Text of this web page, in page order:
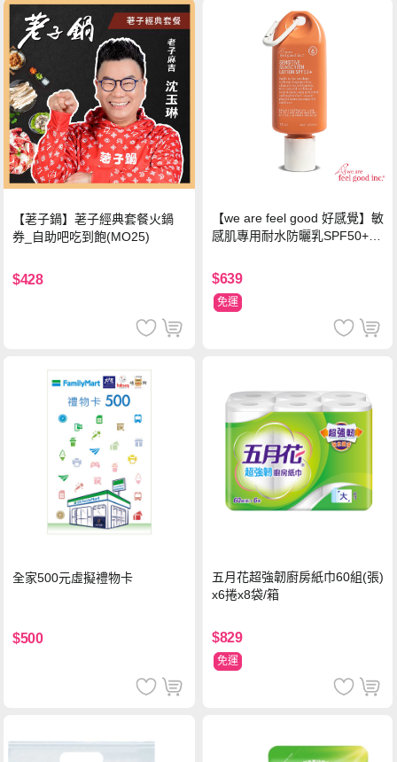
【荖子鍋】荖子經典套餐火鍋
券_自助吧吃到飽(MO25)
$428
【we are feel good 好感覺】敏
感肌專用耐水防曬乳SPF50+ 7
$639
免運
全家500元虛擬禮物卡
$500
五月花超強韌廚房紙巾60組(張)
x6捲x8袋/箱
$829
免運